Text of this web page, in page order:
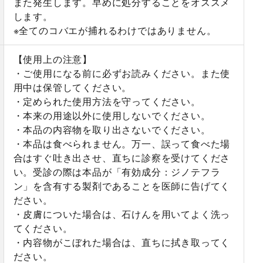
します。
※全てのコバエが捕れるわけではありません。
【使用上の注意】
・ご使用になる前に必ずお読みください。また使
用中は保管してください。
・定められた使用方法を守ってください。
・本来の用途以外に使用しないでください。
・本品の内容物を取り出さないでください。
・本品は食べられません。万一、誤って食べた場
合はすぐ吐き出させ、直ちに診察を受けてくださ
い。受診の際は本品が「有効成分：ジノテフラ
ン」を含有する製剤であることを医師に告げてく
ださい。
・皮膚についた場合は、石けんを用いてよく洗っ
てください。
・内容物がこぼれた場合は、直ちに拭き取ってく
ださい。